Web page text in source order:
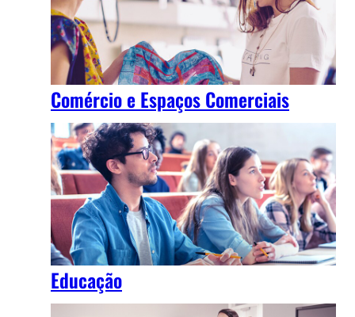
Comércio e Espaços Comerciais
Educação